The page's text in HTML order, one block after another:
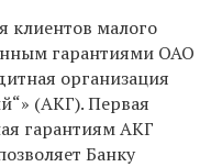
клиентов малого
гарантиями ОАО
организация
(АКГ). Первая
гарантиям АКГ
Банку